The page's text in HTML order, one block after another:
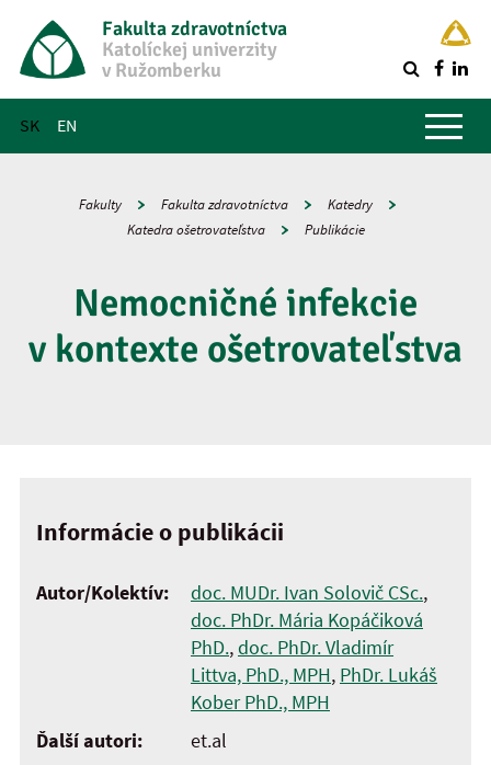
Fakulta zdravotníctva
Katolíckej univerzity
v Ružomberku
SK EN
Hlavné menu
Fakulty Fakulta zdravotníctva
Katedry
Katedra ošetrovateľstva
Publikácie
Nemocničné infekcie
v kontexte ošetrovateľstva
Informácie o publikácii
Autor/Kolektív: doc. MUDr. Ivan Solovič CSc.,
doc. PhDr. Mária Kopáčiková
PhD.,doc. PhDr. Vladimír
Littva, PhD., MPH, PhDr. Lukáš
Kober PhD., MPH
Ďalší autori:
et.al